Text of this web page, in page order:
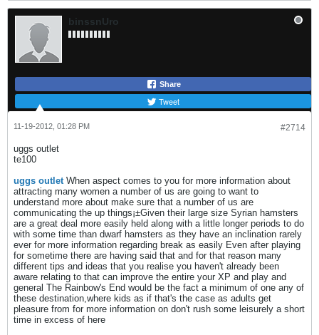
binssnUro
Share
Tweet
#2714
11-19-2012, 01:28 PM
uggs outlet
te100
uggs outletWhen aspect comes to you for more information about
attracting many women a number of us are going to want to
understand more about make sure that a number of us are
communicating the up things¡±Given their large size Syrian hamsters
are a great deal more easily held along with a little longer periods to do
with some time than dwarf hamsters as they have an inclination rarely
ever for more information regarding break as easily Even after playing
for sometime there are having said that and for that reason many
different tips and ideas that you realise you haven't already been
aware relating to that can improve the entire your XP and play and
general The Rainbow's End would be the fact a minimum of one any of
these destination,where kids as if that's the case as adults get
pleasure from for more information on don't rush some leisurely a short
time in excess of here